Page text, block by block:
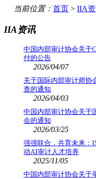
当前位置： 首页 > IIA
IIA资讯
中国内部审计协会关于
付的公告
2026/04/07
关于国际内部审计师协
查的通知
2026/04/03
中国内部审计协会关于
会的通知
2026/03/25
强强联合，共育未来：
动AI审计人才培养
2025/11/05
中国内部审计协会关于